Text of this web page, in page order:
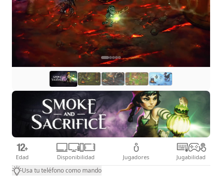
Edad Disponibilidad Jugadores Jugabilidad
Usa tu teléfono como mando